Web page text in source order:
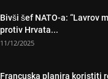
Bivši šef NATO-a: “Lavrov
protiv Hrvata...
11/12/2025
Francuska planira koristiti